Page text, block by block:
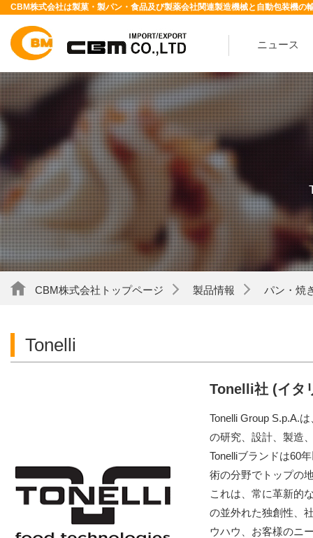
CBM株式会社は製菓・製パン・食品及び製薬会社関連製造機械と自動包装機の
ニュース
CBM株式会社トップページ 製品情報 パン・焼
Tonelli
Tonelli社 (イタ
Tonelli Group S.p.A.
の研究、設計、製造
Tonelliブランドは60
術の分野でトップの
これは、常に革新的
の並外れた独創性、
ウハウ、お客様のニ